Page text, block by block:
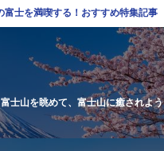
富士を満喫する！おすすめ特集記事
富士山を眺めて、富士山に癒されよう